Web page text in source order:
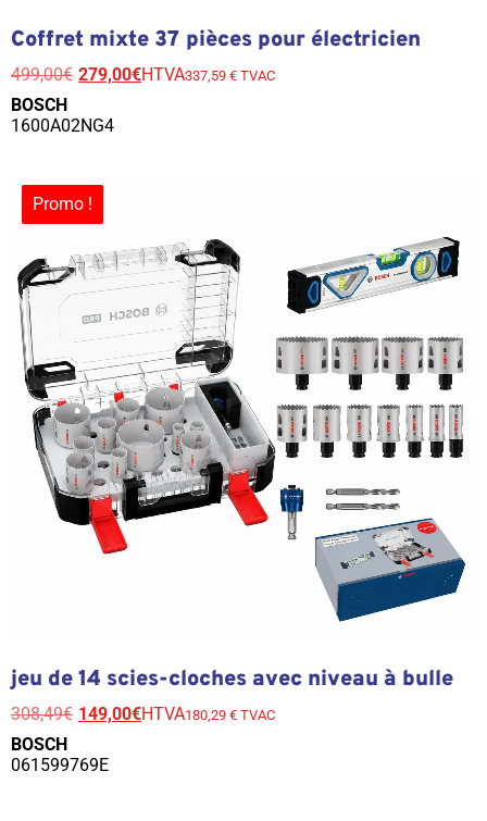
Coffret mixte 37 pièces pour électricien
499,00€ 279,00€HTVA337,59 € TVAC
BOSCH
1600A02NG4
Promo !
jeu de 14 scies-cloches avec niveau à bulle
308,49€ 149,00€HTVA180,29 € TVAC
BOSCH
061599769E